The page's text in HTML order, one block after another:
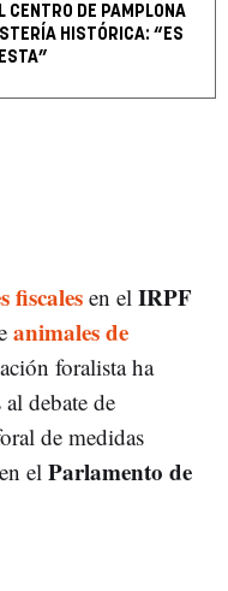
CENTRO DE PAMPLONA
HISTÓRICA: “ES
fiscales en el IRPF
animales de
foralista ha
debate de
de medidas
el Parlamento de